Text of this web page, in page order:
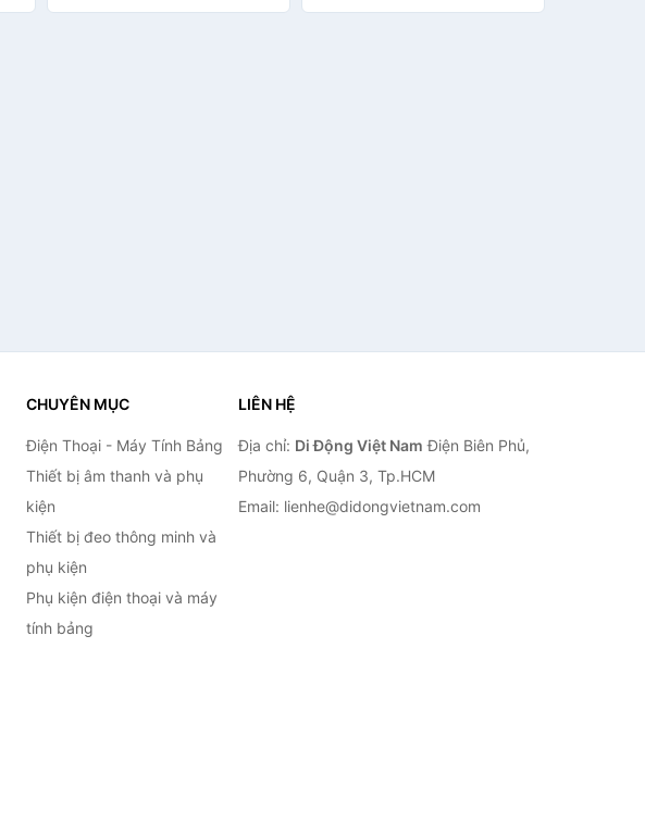
hiển thị Full HD) - Hàng chính
CHUYÊN MỤC
Điện Thoại - Máy Tính Bảng
Thiết bị âm thanh và phụ
kiện
Thiết bị đeo thông minh và
phụ kiện
Phụ kiện điện thoại và máy
tính bảng
LIÊN HỆ
Địa chỉ: Di Động Việt Nam Điện Biên Phủ,
Phường 6, Quận 3, Tp.HCM
Email: lienhe@didongvietnam.com